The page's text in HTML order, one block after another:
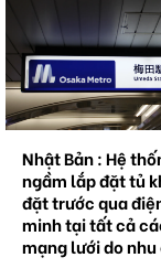
Nhật Bản : Hệ
ngầm lắp đặt tủ
đặt trước qua
minh tại tất cả
mạng lưới do